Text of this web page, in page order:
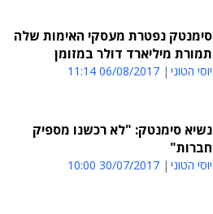
סימנטק נפטרת מעסקי האימות שלה
תמורת מיליארד דולר במזומן
יוסי הטוני 06/08/2017 11:14
נשיא סימנטק: "לא רכשנו מספיק
חברות"
יוסי הטוני 30/07/2017 10:00